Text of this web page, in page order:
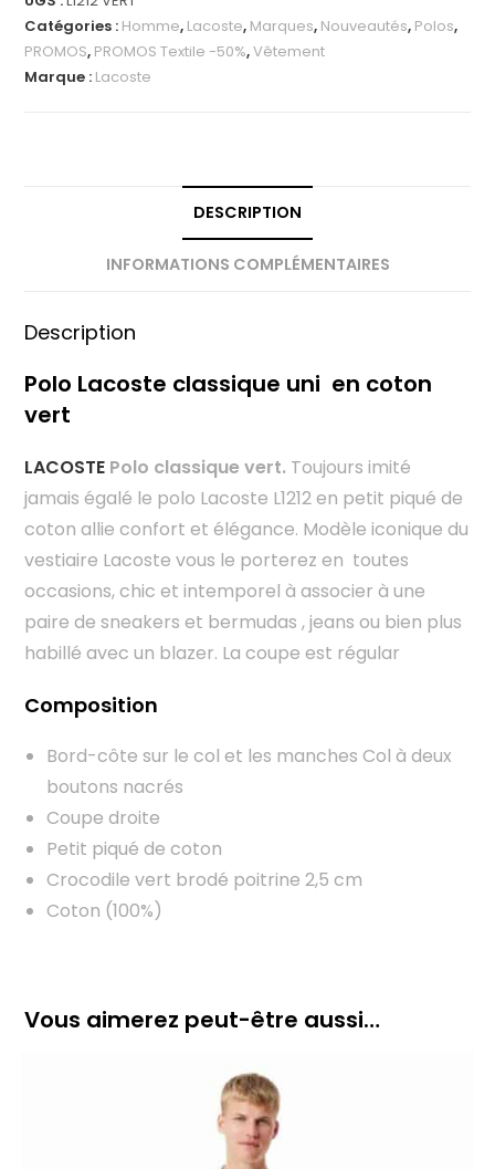
Catégories : Homme, Lacoste, Marques, Nouveautés, Polos,
PROMOS, PROMOS Textile -50%,Vêtement
Marque : Lacoste
DESCRIPTION
INFORMATIONS COMPLÉMENTAIRES
Description
Polo Lacoste classique uni en coton
vert
LACOSTE Polo classique vert. Toujours imité
jamais égalé le polo Lacoste L1212 en petit piqué de
coton allie confort et élégance. Modèle iconique du
vestiaire Lacoste vous le porterez en toutes
occasions, chic et intemporel à associer à une
paire de sneakers et bermudas , jeans ou bien plus
habillé avec un blazer. La coupe est régular
Composition
Bord-côte sur le col et les manches Col à deux
boutons nacrés
Coupe droite
Petit piqué de coton
Crocodile vert brodé poitrine 2,5 cm
Coton (100%)
Vous aimerez peut-être aussi…